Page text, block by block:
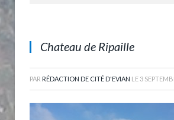
Chateau de Ripaille
PAR RÉDACTION DE CITÉ D'EVIAN LE 3